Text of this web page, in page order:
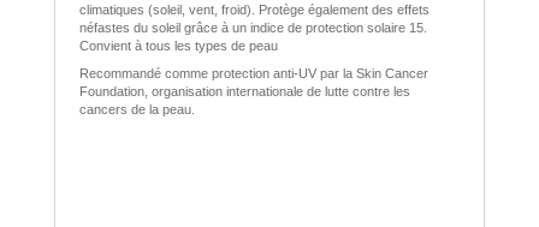
climatiques (soleil, vent, froid). Protège également des effets
néfastes du soleil grâce à un indice de protection solaire 15.
Convient à tous les types de peau
Recommandé comme protection anti-UV par la Skin Cancer
Foundation, organisation internationale de lutte contre les
cancers de la peau.